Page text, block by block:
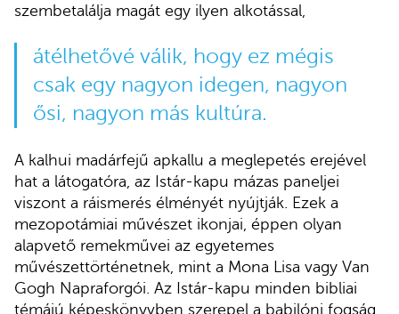
szembetalálja magát egy ilyen alkotással,
átélhetővé válik, hogy ez mégis
csak egy nagyon idegen, nagyon
ősi, nagyon más kultúra.
A kalhui madárfejű apkallu a meglepetés erejével
hat a látogatóra, az Istár-kapu mázas paneljei
viszont a ráismerés élményét nyújtják. Ezek a
mezopotámiai művészet ikonjai, éppen olyan
alapvető remekművei az egyetemes
művészettörténetnek, mint a Mona Lisa vagy Van
Gogh Napraforgói. Az Istár-kapu minden bibliai
témájú képeskönyvben szerepel a babilóni fogság